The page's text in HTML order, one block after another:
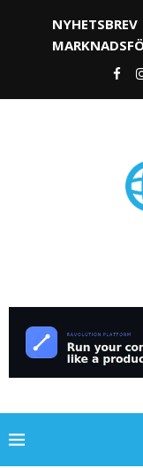
NYHETSBREV